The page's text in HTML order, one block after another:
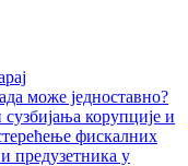
може једноставно?
корупције и
фискалних
предузетника у